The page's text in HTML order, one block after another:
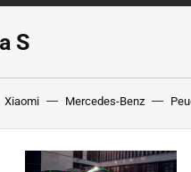
S
Xiaomi Mercedes-Benz